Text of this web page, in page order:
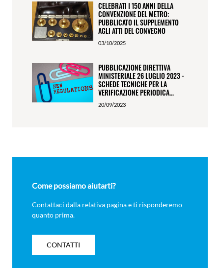
CELEBRATI I 150 ANNI DELLA
CONVENZIONE DEL METRO:
PUBBLICATO IL SUPPLEMENTO
AGLI ATTI DEL CONVEGNO
03/10/2025
PUBBLICAZIONE DIRETTIVA
MINISTERIALE 26 LUGLIO 2023 -
SCHEDE TECNICHE PER LA
VERIFICAZIONE PERIODICA...
20/09/2023
Come possiamo aiutarti?
Contattaci dalla relativa pagina e ti risponderemo
quanto prima.
CONTATTI